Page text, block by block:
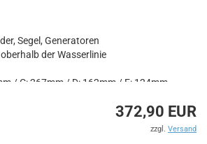
Segel, Generatoren
der Wasserlinie
/ C: 267mm / D: 162mm / E: 124mm
372,90 EUR
zzgl. Versand